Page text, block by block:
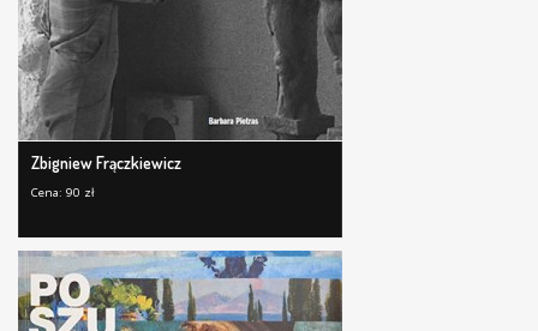
Zbigniew Frączkiewicz
Cena: 90 zł